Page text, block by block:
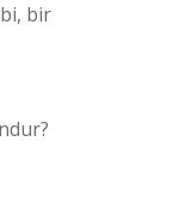
bir